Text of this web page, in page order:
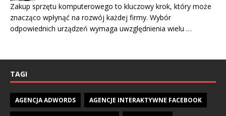
Zakup sprzętu komputerowego to kluczowy krok, który może
znacząco wpłynąć na rozwój każdej firmy. Wybór
odpowiednich urządzeń wymaga uwzględnienia wielu …
TAGI
AGENCJA ADWORDS AGENCJE INTERAKTYWNE FACEBOOK